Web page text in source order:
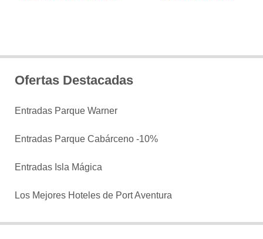
Ofertas Destacadas
Entradas Parque Warner
Entradas Parque Cabárceno -10%
Entradas Isla Mágica
Los Mejores Hoteles de Port Aventura